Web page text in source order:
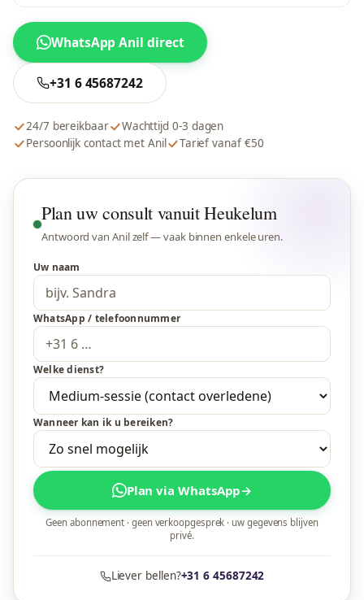
WhatsApp Anil direct
+31 6 45687242
24/7 bereikbaar
Wachttijd 0-3 dagen
Persoonlijk contact met Anil
Tarief vanaf €50
Plan uw consult vanuit Heukelum
Antwoord van Anil zelf — vaak binnen enkele uren.
Uw naam
WhatsApp / telefoonnummer
Welke dienst?
Wanneer kan ik u bereiken?
Plan via WhatsApp→
Geen abonnement · geen verkoopgesprek · uw gegevens blijven
privé.
Liever bellen?+31 6 45687242